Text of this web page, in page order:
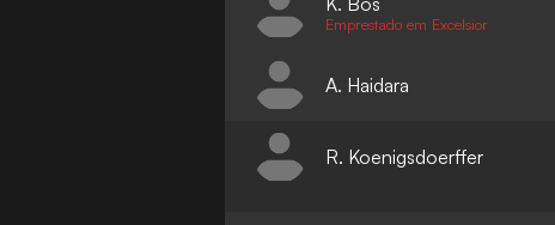
Emprestado em Excelsior
A. Haidara
R. Koenigsdoerffer